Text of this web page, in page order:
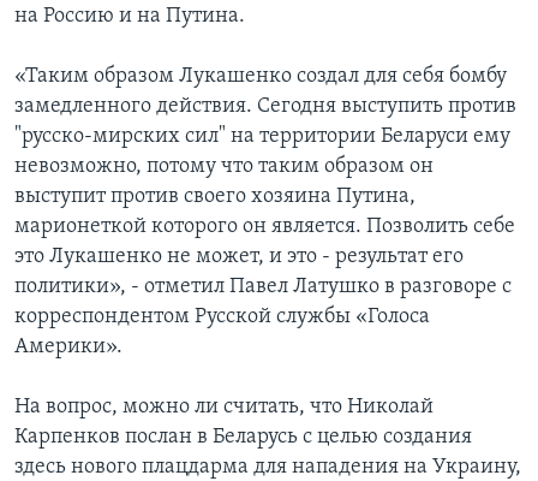
на Россию и на Путина.
«Таким образом Лукашенко создал для себя бомбу
замедленного действия. Сегодня выступить против
"русско-мирских сил" на территории Беларуси ему
невозможно, потому что таким образом он
выступит против своего хозяина Путина,
марионеткой которого он является. Позволить себе
это Лукашенко не может, и это - результат его
политики», - отметил Павел Латушко в разговоре с
корреспондентом Русской службы «Голоса
Америки».
На вопрос, можно ли считать, что Николай
Карпенков послан в Беларусь с целью создания
здесь нового плацдарма для нападения на Украину,